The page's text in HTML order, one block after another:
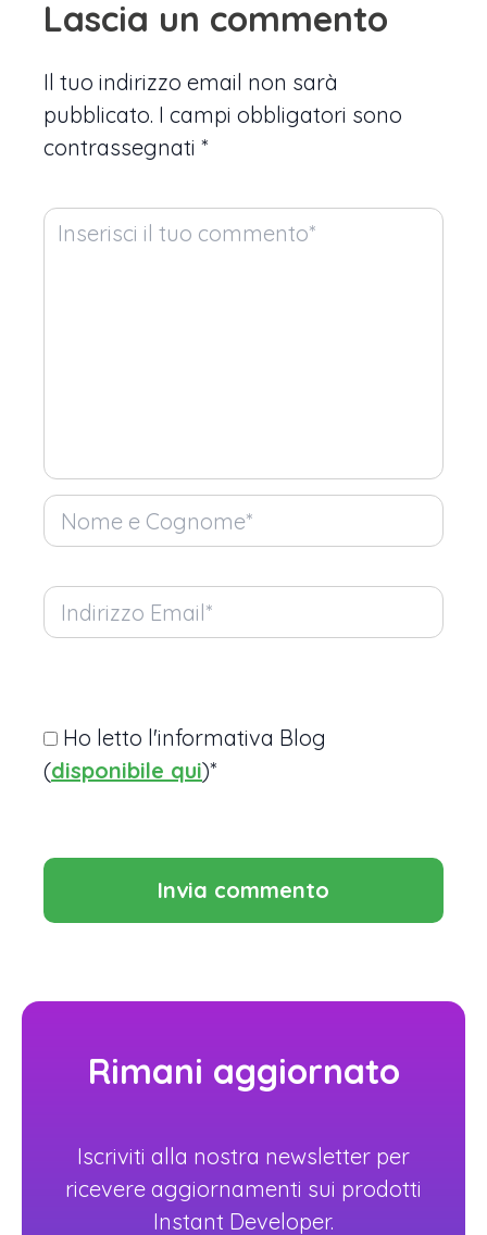
Lascia un commento
Il tuo indirizzo email non sarà
pubblicato. I campi obbligatori sono
contrassegnati *
Ho letto l'informativa Blog
(disponibile qui)*
Rimani aggiornato
Iscriviti alla nostra newsletter per
ricevere aggiornamenti sui prodotti
Instant Developer.